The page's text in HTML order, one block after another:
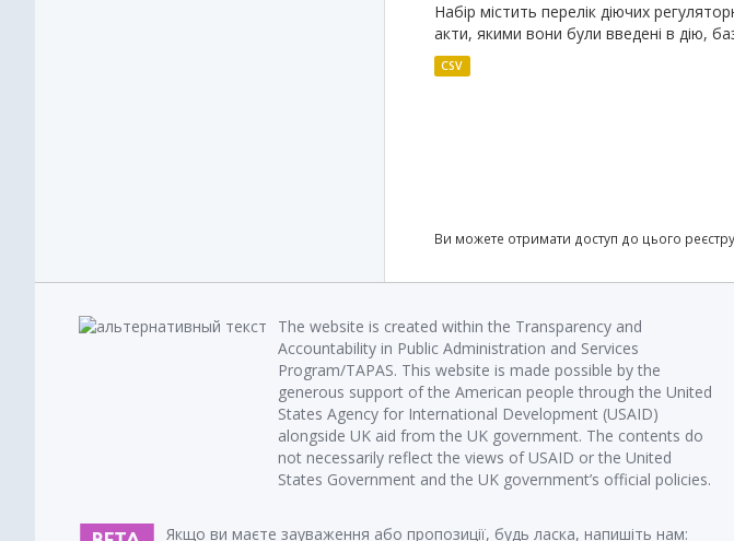
Набір містить перелік діючих
акти, якими вони були введені в дію,
CSV
Ви можете отримати доступ до цього
The website is created within the Transparency and
Accountability in Public Administration and Services
Program/TAPAS. This website is made possible by the
generous support of the American people through the United
States Agency for International Development (USAID)
alongside UK aid from the UK government. The contents do
not necessarily reflect the views of USAID or the United
States Government and the UK government’s official policies.
Якщо ви маєте зауваження або пропозиції, будь ласка, напишіть нам: